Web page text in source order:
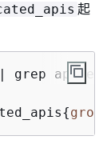
起
{group